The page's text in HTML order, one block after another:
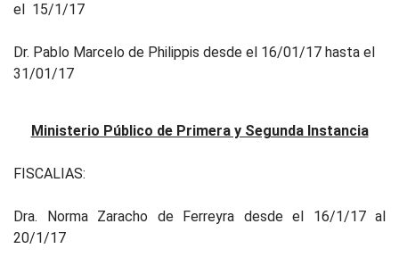
el 15/1/17
Dr. Pablo Marcelo de Philippis desde el 16/01/17 hasta el
31/01/17
Ministerio Público de Primera y Segunda Instancia
FISCALIAS:
Dra. Norma Zaracho de Ferreyra desde el 16/1/17 al
20/1/17